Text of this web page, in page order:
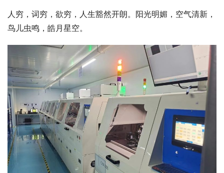
人穷，词穷，欲穷，人生豁然开朗。阳光明媚，空气清新，
鸟儿虫鸣，皓月星空。